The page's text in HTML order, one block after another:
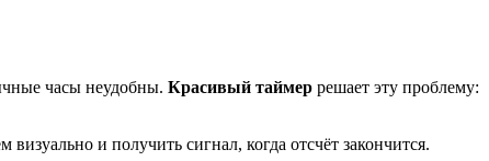
часы неудобны. Красивый таймер решает эту проблему:
и получить сигнал, когда отсчёт закончится.